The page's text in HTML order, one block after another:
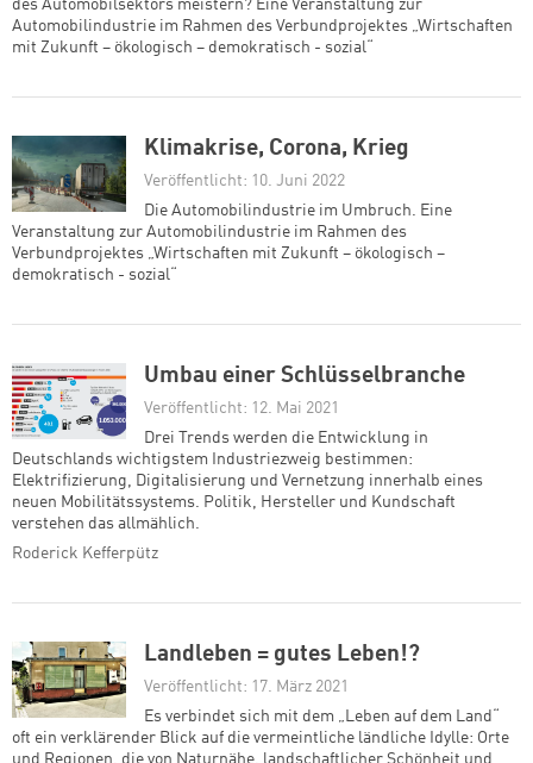
des Automobilsektors meistern? Eine Veranstaltung zur
Automobilindustrie im Rahmen des Verbundprojektes „Wirtschaften
mit Zukunft – ökologisch – demokratisch - sozial“
Klimakrise, Corona, Krieg
Veröffentlicht: 10. Juni 2022
Die Automobilindustrie im Umbruch. Eine
Veranstaltung zur Automobilindustrie im Rahmen des
Verbundprojektes „Wirtschaften mit Zukunft – ökologisch –
demokratisch - sozial“
Umbau einer Schlüsselbranche
Veröffentlicht: 12. Mai 2021
Drei Trends werden die Entwicklung in
Deutschlands wichtigstem Industriezweig bestimmen:
Elektrifizierung, Digitalisierung und Vernetzung innerhalb eines
neuen Mobilitätssystems. Politik, Hersteller und Kundschaft
verstehen das allmählich.
Roderick Kefferpütz
Landleben = gutes Leben!?
Veröffentlicht: 17. März 2021
Es verbindet sich mit dem „Leben auf dem Land“
oft ein verklärender Blick auf die vermeintliche ländliche Idylle: Orte
und Regionen, die von Naturnähe, landschaftlicher Schönheit und